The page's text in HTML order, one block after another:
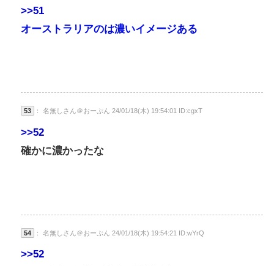
>>51
オーストラリアのは濃いイメージある
53 ： 名無しさん＠おーぷん 24/01/18(木) 19:54:01 ID:cgxT
>>52
確かに濃かったな
54 ： 名無しさん＠おーぷん 24/01/18(木) 19:54:21 ID:wYrQ
>>52